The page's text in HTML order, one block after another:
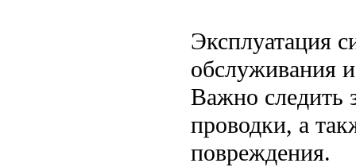
Эксплуатация
обслуживания
Важно следить
проводки, а
повреждения.